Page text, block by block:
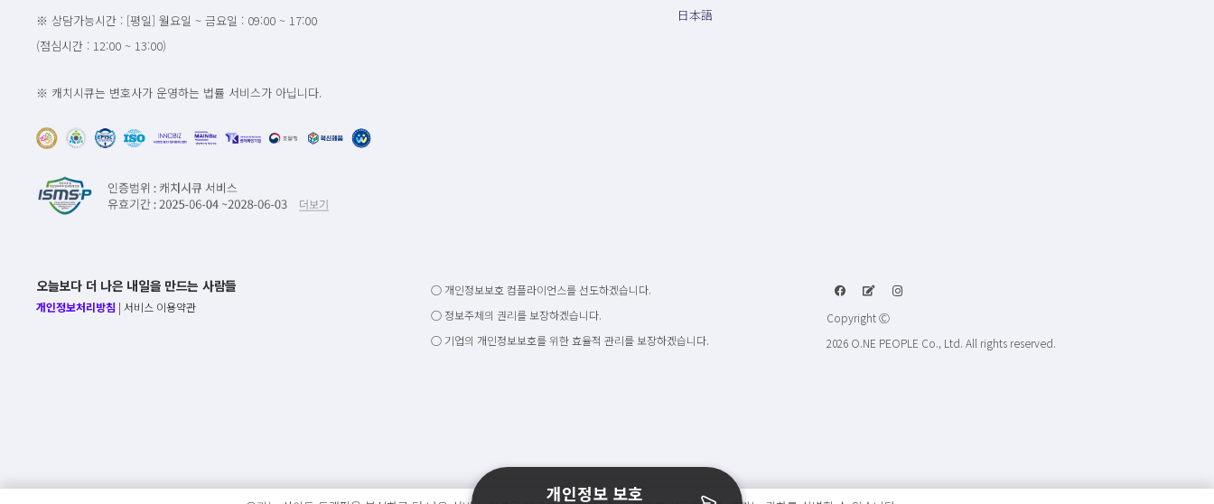
※ 상담가능시간 : [평일] 월요일 ~ 금요일 : 09:00 ~ 17:00
(점심시간 : 12:00 ~ 13:00)
※ 캐치시큐는 변호사가 운영하는 법률 서비스가 아닙니다.
日本語
오늘보다 더 나은 내일을 만드는 사람들
개인정보처리방침 | 서비스 이용약관
○ 개인정보보호 컴플라이언스를 선도하겠습니다.
○ 정보주체의 권리를 보장하겠습니다.
○ 기업의 개인정보보호를 위한 효율적 관리를 보장하겠습니다.
Copyright Ⓒ
2026 O.NE PEOPLE Co., Ltd. All rights reserved.
개인정보 보호